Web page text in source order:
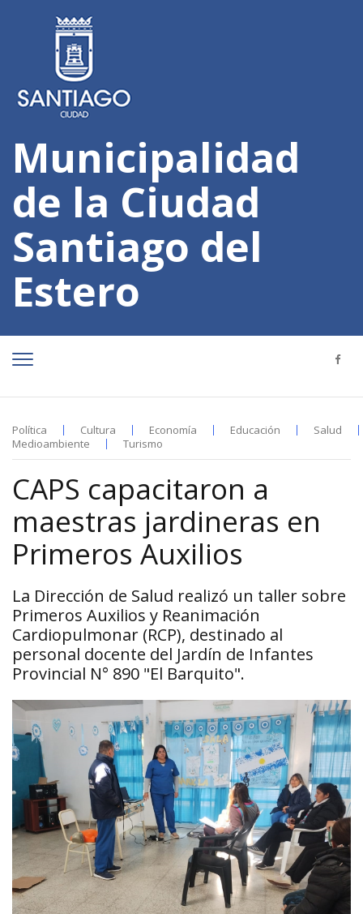
Municipalidad
de la Ciudad
Santiago del
Estero
Política Cultura Economía Educación
Salud
Medioambiente
Turismo
CAPS capacitaron a
maestras jardineras en
Primeros Auxilios
La Dirección de Salud realizó un taller sobre
Primeros Auxilios y Reanimación
Cardiopulmonar (RCP), destinado al
personal docente del Jardín de Infantes
Provincial N° 890 "El Barquito".